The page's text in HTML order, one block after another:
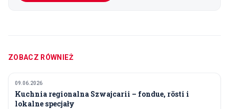
ZOBACZ RÓWNIEŻ
LUDNOŚĆ I KULTURA
09.06.2026
Kuchnia regionalna Szwajcarii – fondue, rösti i
lokalne specjały